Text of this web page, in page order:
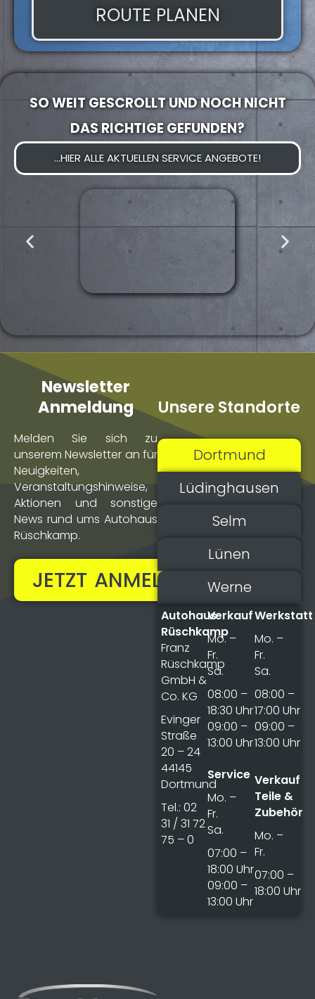
ROUTE PLANEN
SO WEIT GESCROLLT UND NOCH NICHT
DAS RICHTIGE GEFUNDEN?
...HIER ALLE AKTUELLEN SERVICE ANGEBOTE!
Newsletter
Anmeldung
Melden Sie sich zu
unserem Newsletter an für
Neuigkeiten,
Veranstaltungs­hinweise,
Aktionen und sonstige
News rund ums Autohaus
Rüschkamp.
JETZT ANMELDEN!
Unsere Standorte
Dortmund
Lüdinghausen
Selm
Lünen
Werne
Autohaus
Rüschkamp
Franz
Rüschkamp
GmbH &
Co. KG
Evinger
Straße
20 – 24
44145
Dortmund
Tel.: 02
31 / 31 72
75 – 0
Verkauf
Mo. –
Fr.
Sa.
08:00 –
18:30 Uhr
09:00 –
13:00 Uhr
Service
Mo. –
Fr.
Sa.
07:00 –
18:00 Uhr
09:00 –
13:00 Uhr
Werkstatt
Mo. –
Fr.
Sa.
08:00 –
17:00 Uhr
09:00 –
13:00 Uhr
Verkauf
Teile &
Zubehör
Mo. –
Fr.
07:00 –
18:00 Uhr